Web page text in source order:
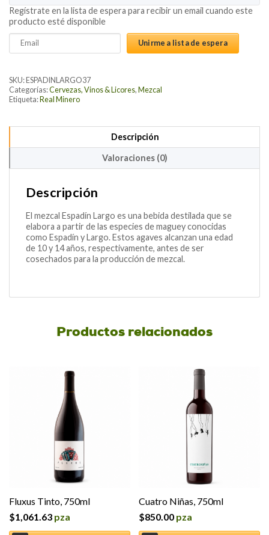
Regístrate en la lista de espera para recibir un email cuando este
producto esté disponible
Enter
your
address
to
join
waitlist
product
Unirme a lista de espera
SKU:ESPADINLARGO37
Categorías:Cervezas, Vinos & Licores, Mezcal
Etiqueta:Real Minero
Descripción
Valoraciones (0)
Descripción
El mezcal Espadín Largo es una bebida destilada que se
elabora a partir de las especies de maguey conocidas
como Espadín y Largo. Estos agaves alcanzan una edad
de 10 y 14 años, respectivamente, antes de ser
cosechados para la producción de mezcal.
Productos relacionados
Fluxus Tinto, 750ml
$1,061.63 pza
Cuatro Niñas, 750ml
$850.00 pza